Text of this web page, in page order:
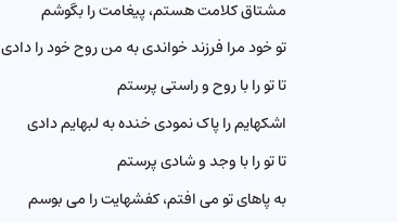
مشتاق کلامت هستم، پیغامت را بگوشم
تو خود مرا فرزند خواندی به من روح خود را دادی
تا تو را با روح و راستی پرستم
اشکهایم را پاک نمودی خنده به لبهایم دادی
تا تو را با وجد و شادی پرستم
به پاهای تو می افتم، كفشهایت را می بوسم